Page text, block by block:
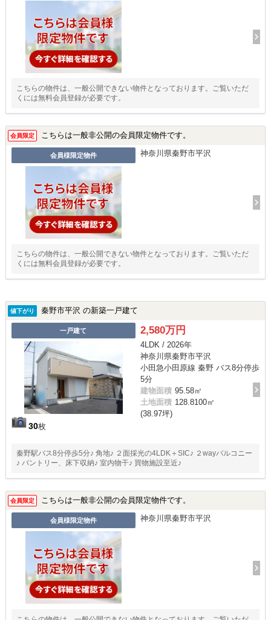
こちらの物件は、一般公開できない物件となっております。ご覧いただ
くには無料会員登録が必要です。
会員限定 こちらは一般非公開の会員限定物件です。
会員様限定物件 神奈川県秦野市平沢
こちらの物件は、一般公開できない物件となっております。ご覧いただ
くには無料会員登録が必要です。
値下がり 秦野市平沢 の新築一戸建て
一戸建て
30枚
2,580万円
4LDK / 2026年
神奈川県秦野市平沢
小田急小田原線 秦野 バス8分停歩
5分
建物面積 95.58㎡
土地面積 128.8100㎡
(38.97坪)
秦野駅バス8分停歩5分♪ 角地♪ ２面採光の4LDK＋SIC♪ ２wayバルコニー
♪ パントリー、床下収納♪ 室内物干♪ 買物施設至近♪
会員限定 こちらは一般非公開の会員限定物件です。
会員様限定物件 神奈川県秦野市平沢